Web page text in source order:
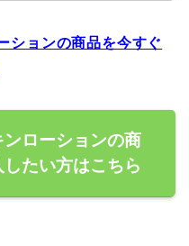
ションの商品を今すぐ
ローションの商
たい方はこちら